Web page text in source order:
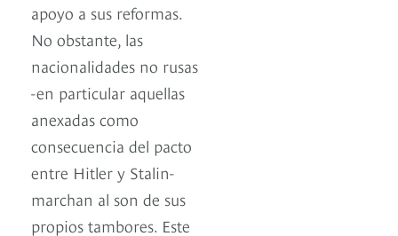
apoyo a sus reformas.
No obstante, las
nacionalidades no rusas
-en particular aquellas
anexadas como
consecuencia del pacto
entre Hitler y Stalin-
marchan al son de sus
propios tambores. Este